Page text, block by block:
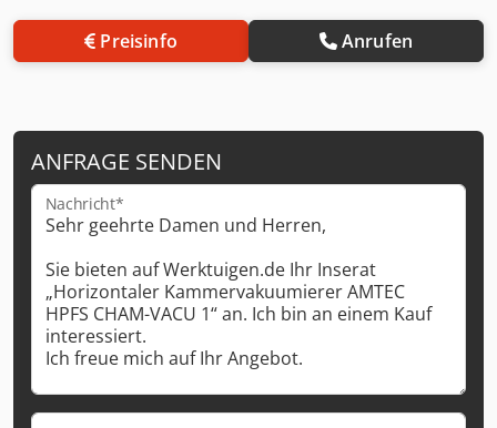
Preisinfo Anrufen
ANFRAGE SENDEN
Nachricht*